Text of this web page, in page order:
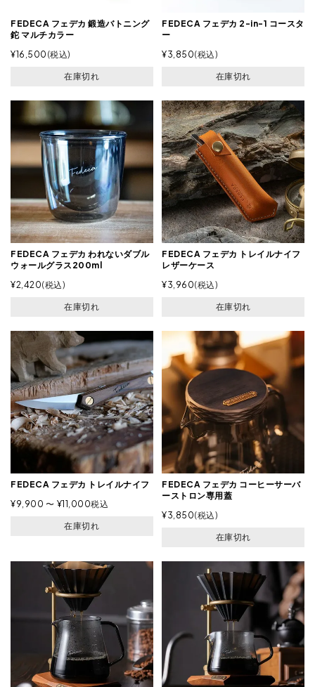
FEDECA フェデカ 鍛造バトニング
鉈 マルチカラー
¥16,500 税込
在庫切れ
FEDECA フェデカ 2-in-1 コースタ
ー
¥3,850 税込
在庫切れ
FEDECA フェデカ われないダブル
ウォールグラス200ml
¥2,420 税込
在庫切れ
FEDECA フェデカ トレイルナイフ
レザーケース
¥3,960 税込
在庫切れ
FEDECA フェデカ トレイルナイフ
¥9,900 〜 ¥11,000税込
在庫切れ
FEDECA フェデカ コーヒーサーバ
ーストロン専用蓋
¥3,850 税込
在庫切れ